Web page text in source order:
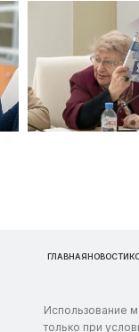
ГЛАВНАЯНОВОСТИ
Использование
только при